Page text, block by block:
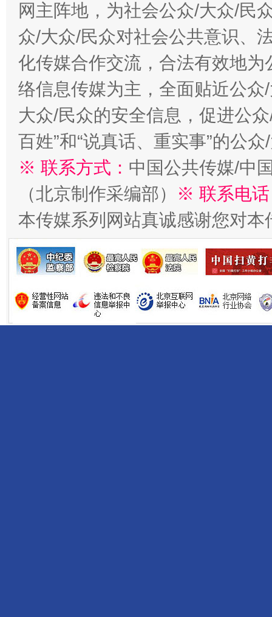
千年窑火 生生不息 一
揭开“小金库”的免责幌子
网主阵地，为社会公众/大众/民
众/大众/民众对社会公共意识、
化传媒合作交流，合法有效地
络信息传媒为主，全面贴近公
大众/民众的安全信息，促进公
百姓”和“说真话、重实事”的公
※ 联系方式： 中国公共传媒/中
（北京制作采编部）
※ 联系电
本传媒系列网站真诚感谢您对